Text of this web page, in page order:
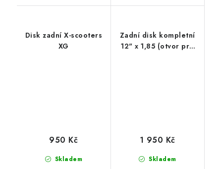
Disk zadní X-scooters
XG
Skladem
950 Kč
Zadní disk kompletní
12" x 1,85 (otvor pro
Skladem
1 950 Kč